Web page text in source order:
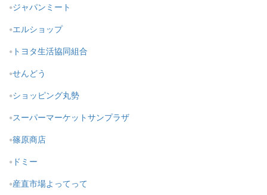
ジャパンミート
エルショップ
トヨタ生活協同組合
せんどう
ショッピング丸勢
スーパーマーケットサンプラザ
篠原商店
ドミー
産直市場よってって